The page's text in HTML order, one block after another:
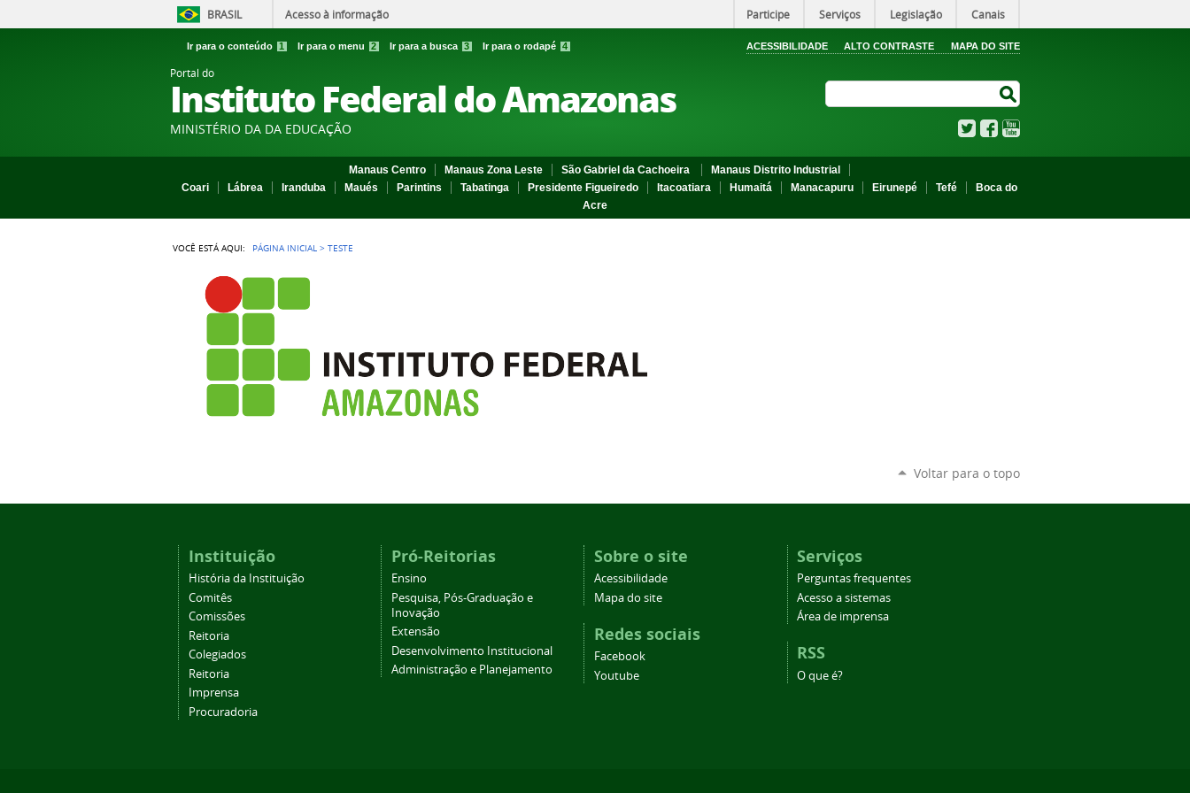
BRASIL Acesso à informação Participe Serviços Legislação Canais
Ir para o conteúdo 1 Ir para o menu 2 Ir para a busca 3 Ir para o rodapé 4 ACESSIBILIDADE ALTO CONTRASTE MAPA DO SITE
Portal do
Instituto Federal do Amazonas
MINISTÉRIO DA DA EDUCAÇÃO TwitterFacebook
Manaus Centro Manaus Zona Leste São Gabriel da Cachoeira
Manaus Distrito Industrial
Coari
Lábrea Iranduba Maués Parintins Tabatinga Presidente Figueiredo Itacoatiara Humaitá Manacapuru Eirunepé Tefé
Boca do
Acre
VOCÊ ESTÁ AQUI: PÁGINA INICIAL >TESTE
Voltar para o topo
Instituição
História da Instituição
Comitês
Comissões
Reitoria
Colegiados
Reitoria
Imprensa
Procuradoria
Pró-Reitorias
Ensino
Pesquisa, Pós-Graduação e
Inovação
Extensão
Desenvolvimento Institucional
Administração e Planejamento
Sobre o site
Acessibilidade
Mapa do site
Redes sociais
Facebook
Youtube
Serviços
Perguntas frequentes
Acesso a sistemas
Área de imprensa
RSS
O que é?